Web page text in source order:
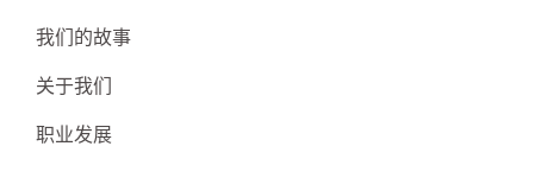
我们的故事
关于我们
职业发展